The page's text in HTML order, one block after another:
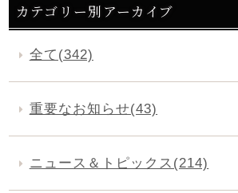
カテゴリー別アーカイブ
全て(342)
重要なお知らせ(43)
ニュース＆トピックス(214)